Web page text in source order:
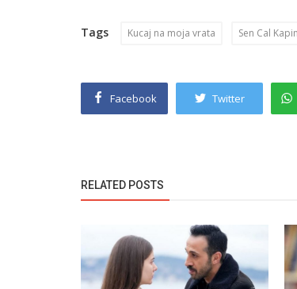
Tags Kucaj na moja vrata Sen Cal
Facebook Twitter
RELATED POSTS